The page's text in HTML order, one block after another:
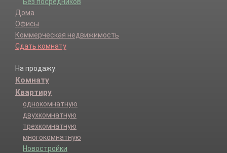
Дома
Офисы
Коммерческая недвижимость
Сдать комнату
На продажу:
Комнату
Квартиру
однокомнатную
двухкомнатную
трехкомнатную
многокомнатную
Новостройки